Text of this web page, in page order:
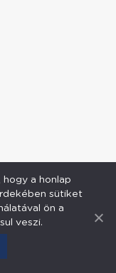
a honlap
sütiket
ön a
veszi.